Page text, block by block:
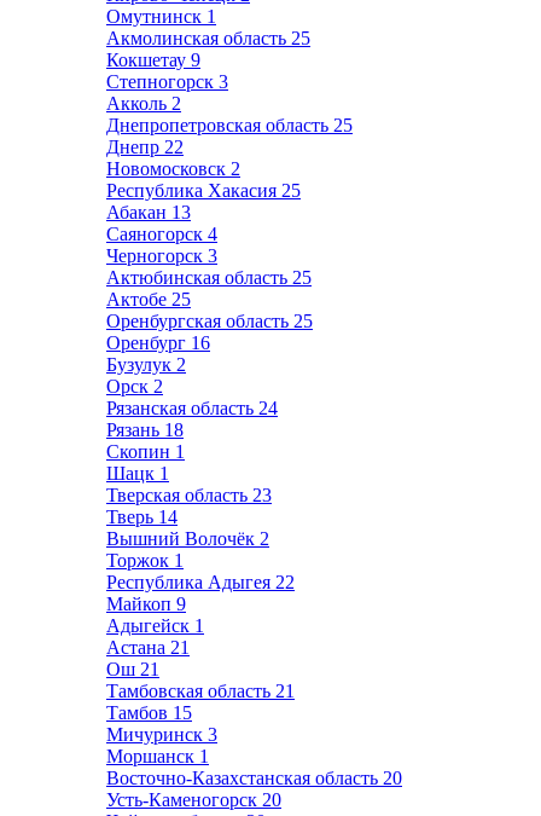
Омутнинск 1
Акмолинская область 25
Кокшетау 9
Степногорск 3
Акколь 2
Днепропетровская область 25
Днепр 22
Новомосковск 2
Республика Хакасия 25
Абакан 13
Саяногорск 4
Черногорск 3
Актюбинская область 25
Актобе 25
Оренбургская область 25
Оренбург 16
Бузулук 2
Орск 2
Рязанская область 24
Рязань 18
Скопин 1
Шацк 1
Тверская область 23
Тверь 14
Вышний Волочёк 2
Торжок 1
Республика Адыгея 22
Майкоп 9
Адыгейск 1
Астана 21
Ош 21
Тамбовская область 21
Тамбов 15
Мичуринск 3
Моршанск 1
Восточно-Казахстанская область 20
Усть-Каменогорск 20